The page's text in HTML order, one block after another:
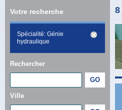
Votre recherche
Spécialité: Génie
hydraulique
Rechercher
Ville
8